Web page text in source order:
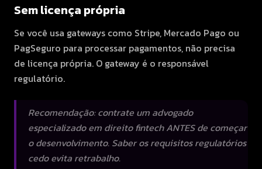
Sem licença própria
Se você usa gateways como Stripe, Mercado Pago ou
PagSeguro para processar pagamentos, não precisa
de licença própria. O gateway é o responsável
regulatório.
Recomendação: contrate um advogado
especializado em direito fintech ANTES de começar
o desenvolvimento. Saber os requisitos regulatórios
cedo evita retrabalho.